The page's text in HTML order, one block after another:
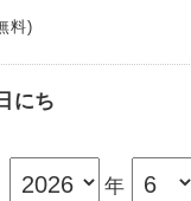
料)
にち
年